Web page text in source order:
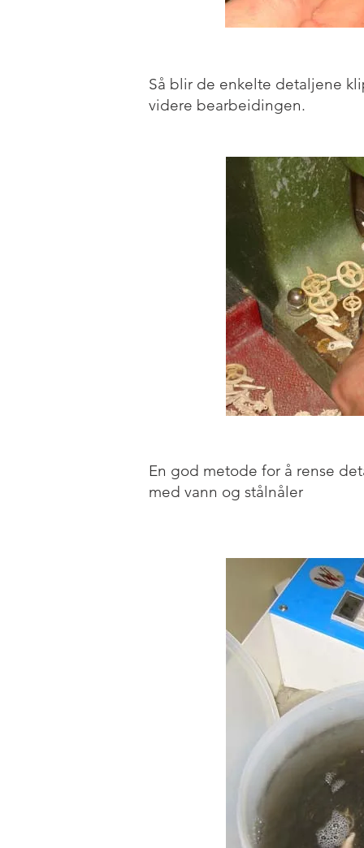
Så blir de enkelte detaljene
videre bearbeidingen.
En god metode for å rense
med vann og stålnåler